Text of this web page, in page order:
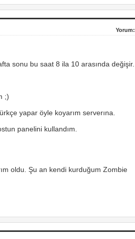
Yorum:
sonu bu saat 8 ila 10 arasında değişir.
;)
yapar öyle koyarım serverına.
panelini kullandım.
oldu. Şu an kendi kurduğum Zombie